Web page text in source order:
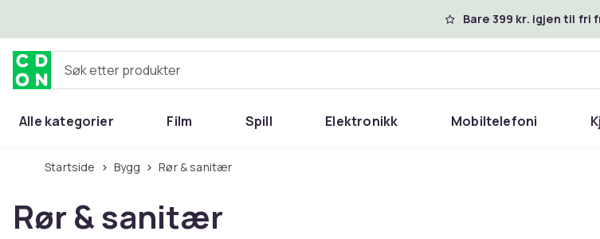
Bare 399 kr. igjen til fri
Søk etter produkter
Alle kategorier Film Spill Elektronikk Mobiltelefoni
Startside Bygg Rør & sanitær
Rør & sanitær